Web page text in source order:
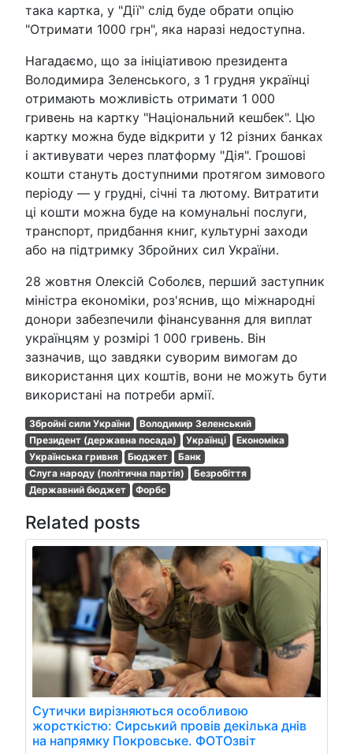
така картка, у "Дії" слід буде обрати опцію
"Отримати 1000 грн", яка наразі недоступна.
Нагадаємо, що за ініціативою президента
Володимира Зеленського, з 1 грудня українці
отримають можливість отримати 1 000
гривень на картку "Національний кешбек". Цю
картку можна буде відкрити у 12 різних банках
і активувати через платформу "Дія". Грошові
кошти стануть доступними протягом зимового
періоду — у грудні, січні та лютому. Витратити
ці кошти можна буде на комунальні послуги,
транспорт, придбання книг, культурні заходи
або на підтримку Збройних сил України.
28 жовтня Олексій Соболєв, перший заступник
міністра економіки, роз'яснив, що міжнародні
донори забезпечили фінансування для виплат
українцям у розмірі 1 000 гривень. Він
зазначив, що завдяки суворим вимогам до
використання цих коштів, вони не можуть бути
використані на потреби армії.
Збройні сили України
Володимир Зеленський
Президент (державна посада)
Українці
Економіка
Українська гривня
Бюджет
Банк
Слуга народу (політична партія)
Безробіття
Державний бюджет
Форбс
Related posts
Сутички вирізняються особливою
жорсткістю: Сирський провів декілька днів
на напрямку Покровське. ФОТОзвіт